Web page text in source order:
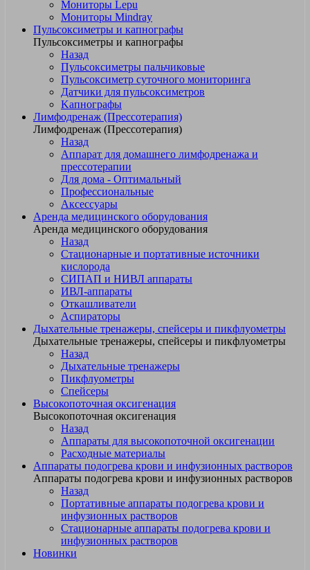
Мониторы Lepu
Мониторы Mindray
Пульсоксиметры и капнографы
Пульсоксиметры и капнографы
Назад
Пульсоксиметры пальчиковые
Пульсоксиметр суточного мониторинга
Датчики для пульсоксиметров
Kапнографы
Лимфодренаж (Прессотерапия)
Лимфодренаж (Прессотерапия)
Назад
Аппарат для домашнего лимфодренажа и
прессотерапии
Для дома - Оптимальный
Профессиональные
Аксессуары
Аренда медицинского оборудования
Аренда медицинского оборудования
Назад
Стационарные и портативные источники
кислорода
СИПАП и НИВЛ аппараты
ИВЛ-аппараты
Откашливатели
Аспираторы
Дыхательные тренажеры, спейсеры и пикфлуометры
Дыхательные тренажеры, спейсеры и пикфлуометры
Назад
Дыхательные тренажеры
Пикфлуометры
Спейсеры
Высокопоточная оксигенация
Высокопоточная оксигенация
Назад
Аппараты для высокопоточной оксигенации
Расходные материалы
Аппараты подогрева крови и инфузионных растворов
Аппараты подогрева крови и инфузионных растворов
Назад
Портативные аппараты подогрева крови и
инфузионных растворов
Стационарные аппараты подогрева крови и
инфузионных растворов
Новинки